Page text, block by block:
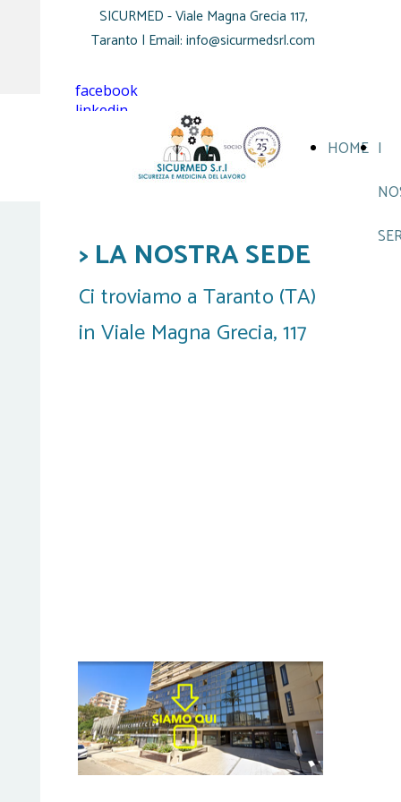
SICURMED - Viale Magna Grecia 117,
Taranto | Email: info@sicurmedsrl.com
facebook
linkedin
HOME I
> LA NOSTRA SEDE
Ci troviamo a Taranto (TA)
in Viale Magna Grecia, 117